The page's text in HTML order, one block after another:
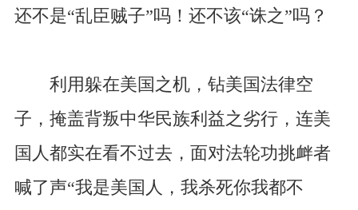
还不是“乱臣贼子”吗！还不该“诛之”吗？
利用躲在美国之机，钻美国法律空
子，掩盖背叛中华民族利益之劣行，连美
国人都实在看不过去，面对法轮功挑衅者
喊了声“我是美国人，我杀死你我都不